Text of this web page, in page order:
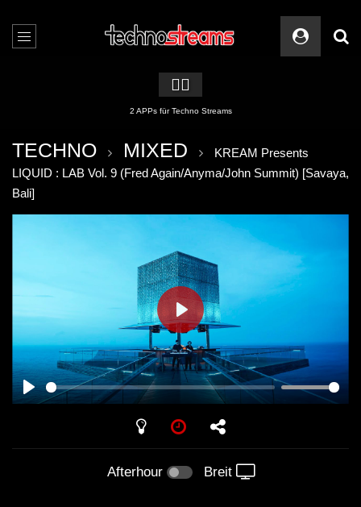
🏳️‍🌈
2 APPs für Techno Streams
TECHNO MIXED
KREAM Presents
LIQUID : LAB Vol. 9 (Fred Again/Anyma/John Summit) [Savaya,
Bali]
PLAY
PLAY
Afterhour Breit